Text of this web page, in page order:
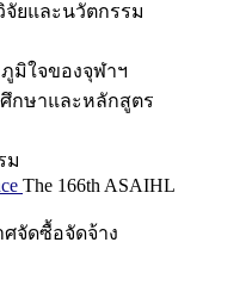
จัยและนวัตกรรม
มิใจของจุฬาฯ
กษาและหลักสูตร
ม
The 166th ASAIHL
ศจัดซื้อจัดจ้าง